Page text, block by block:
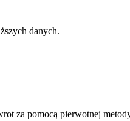
danych.
za pomocą pierwotnej